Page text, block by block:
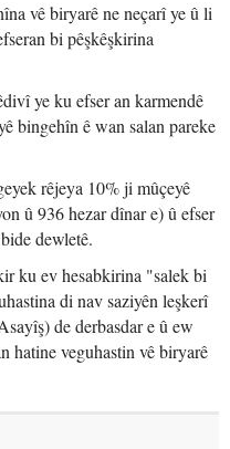
vê biryarê ne neçarî ye û li
bi pêşkêşkirina
ye ku efser an karmendê
bingehîn ê wan salan pareke
rêjeya 10% ji mûçeyê
û 936 hezar dînar e) û efser
dewletê.
ku ev hesabkirina "salek bi
di nav saziyên leşkerî
de derbasdar e û ew
hatine veguhastin vê biryarê